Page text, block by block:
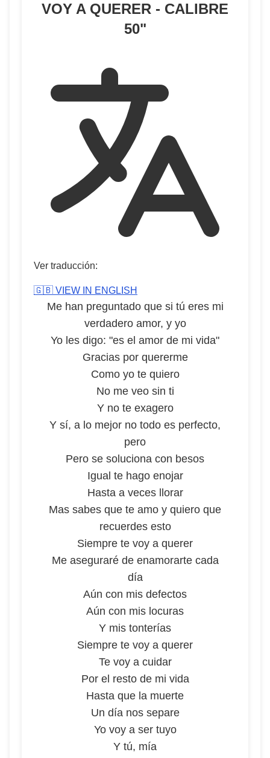
VOY A QUERER - CALIBRE
50"
Ver traducción:
🇬🇧 VIEW IN ENGLISH
Me han preguntado que si tú eres mi
verdadero amor, y yo
Yo les digo: "es el amor de mi vida"
Gracias por quererme
Como yo te quiero
No me veo sin ti
Y no te exagero
Y sí, a lo mejor no todo es perfecto,
pero
Pero se soluciona con besos
Igual te hago enojar
Hasta a veces llorar
Mas sabes que te amo y quiero que
recuerdes esto
Siempre te voy a querer
Me aseguraré de enamorarte cada
día
Aún con mis defectos
Aún con mis locuras
Y mis tonterías
Siempre te voy a querer
Te voy a cuidar
Por el resto de mi vida
Hasta que la muerte
Un día nos separe
Yo voy a ser tuyo
Y tú, mía